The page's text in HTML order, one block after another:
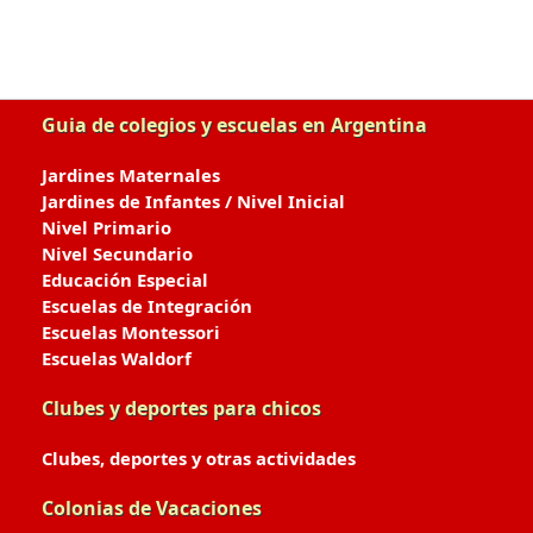
Guia de colegios y escuelas en Argentina
Jardines Maternales
Jardines de Infantes / Nivel Inicial
Nivel Primario
Nivel Secundario
Educación Especial
Escuelas de Integración
Escuelas Montessori
Escuelas Waldorf
Clubes y deportes para chicos
Clubes, deportes y otras actividades
Colonias de Vacaciones